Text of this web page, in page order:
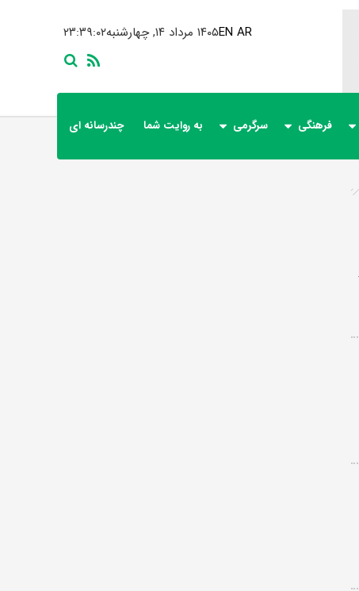
۲۳:۳۹:۰۳ ۱۴۰۵ مرداد ۱۴, چهارشنبهEN AR
فرهنگی سرگرمی به روایت شما چندرسانه ای